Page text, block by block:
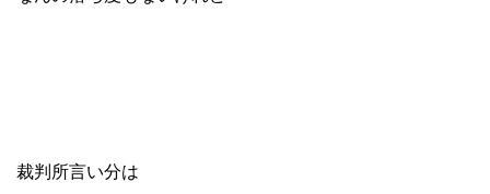
裁判所言い分は